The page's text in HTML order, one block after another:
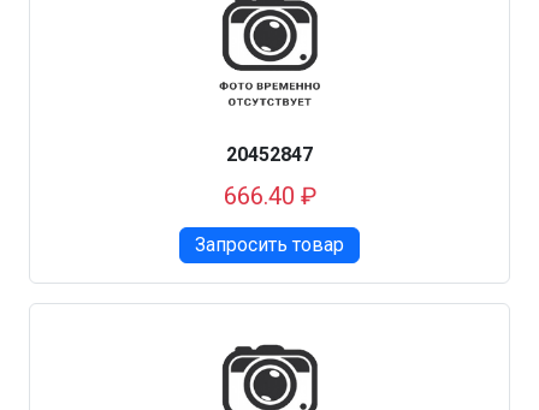
20452847
666.40 ₽
Запросить товар